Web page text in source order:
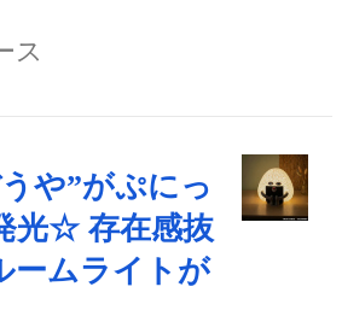
ス
や”がぷにっ
光☆ 存在感抜
ームライトが